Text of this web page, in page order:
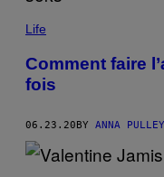
Life
Comment faire
fois
06.23.20BY ANNA PULLEY